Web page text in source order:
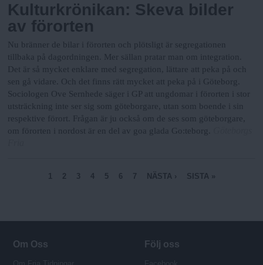
Kulturkrönikan: Skeva bilder
av förorten
Nu bränner de bilar i förorten och plötsligt är segregationen
tillbaka på dagordningen. Mer sällan pratar man om integration.
Det är så mycket enklare med segregation, lättare att peka på och
sen gå vidare. Och det finns rätt mycket att peka på i Göteborg.
Sociologen Ove Sernhede säger i GP att ungdomar i förorten i stor
utsträckning inte ser sig som göteborgare, utan som boende i sin
respektive förort. Frågan är ju också om de ses som göteborgare,
om förorten i nordost är en del av goa glada Go:teborg.
o
r
1 2 3 4 5 6 7 NÄSTA › SISTA »
Om Oss Följ oss